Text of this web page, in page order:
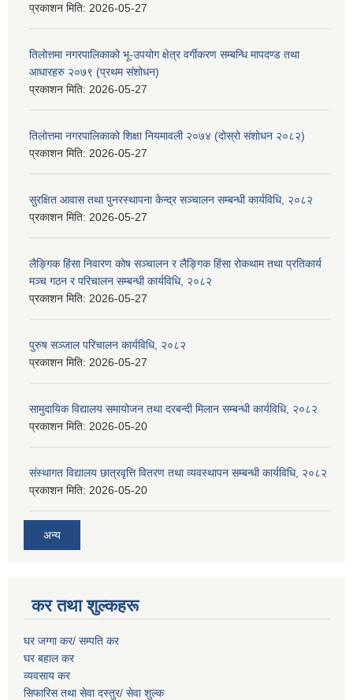
प्रकाशन मिति: 2026-05-27
तिलोत्तमा नगरपालिकाको भू-उपयोग क्षेत्र वर्गीकरण सम्बन्धि मापदण्ड तथा
आधारहरु २०७९ (प्रथम संशोधन)
प्रकाशन मिति: 2026-05-27
तिलोत्तमा नगरपालिकाको शिक्षा नियमावली २०७४ (दोस्रो संशोधन २०८२)
प्रकाशन मिति: 2026-05-27
सुरक्षित आवास तथा पुनरस्थापना केन्द्र सञ्चालन सम्बन्धी कार्यविधि, २०८२
प्रकाशन मिति: 2026-05-27
लैङ्गिक हिंसा निवारण कोष सञ्चालन र लैङ्गिक हिंसा रोकथाम तथा प्रतिकार्य
मञ्च गठन र परिचालन सम्बन्धी कार्यविधि, २०८२
प्रकाशन मिति: 2026-05-27
पुरुष सञ्जाल परिचालन कार्यविधि, २०८२
प्रकाशन मिति: 2026-05-27
सामुदायिक विद्यालय समायोजन तथा दरबन्दी मिलान सम्बन्धी कार्यविधि, २०८२
प्रकाशन मिति: 2026-05-20
संस्थागत विद्यालय छात्रवृत्ति वितरण तथा व्यवस्थापन सम्बन्धी कार्यविधि, २०८२
प्रकाशन मिति: 2026-05-20
अन्य
कर तथा शुल्कहरू
घर जग्गा कर/ सम्पति कर
घर बहाल कर
व्यवसाय कर
सिफारिस तथा सेवा दस्तुर/ सेवा शुल्क